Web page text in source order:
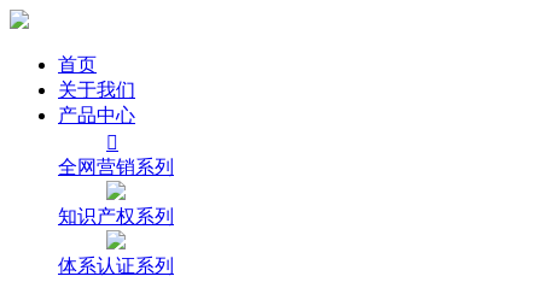
首页
关于我们
产品中心

全网营销系列
知识产权系列
体系认证系列